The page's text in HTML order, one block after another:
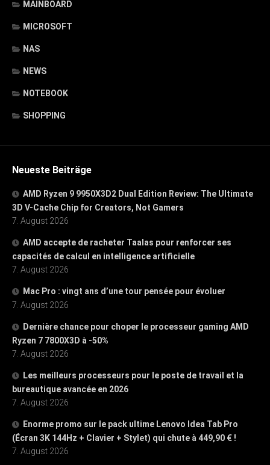
MAINBOARD
MICROSOFT
NAS
NEWS
NOTEBOOK
SHOPPING
Neueste Beiträge
AMD Ryzen 9 9950X3D2 Dual Edition Review: The Ultimate
3D V-Cache Chip for Creators, Not Gamers
7. August 2026
AMD accepte de racheter Taalas pour renforcer ses
capacités de calcul en intelligence artificielle
7. August 2026
Mac Pro : vingt ans d’une tour pensée pour évoluer
7. August 2026
Dernière chance pour choper le processeur gaming AMD
Ryzen 7 7800X3D à -50%
7. August 2026
Les meilleurs processeurs pour le poste de travail et la
bureautique avancée en 2026
7. August 2026
Enorme promo sur le pack ultime Lenovo Idea Tab Pro
(Écran 3K 144Hz + Clavier + Stylet) qui chute à 449,90 € !
7. August 2026